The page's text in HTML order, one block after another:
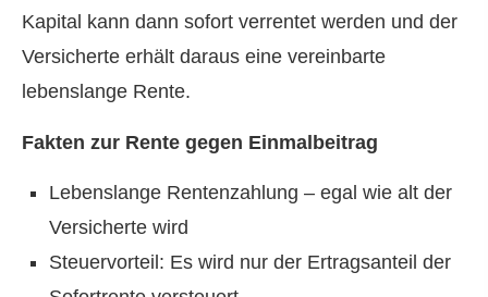
Kapital kann dann sofort verrentet werden und der
Versicherte erhält daraus eine vereinbarte
lebenslange Rente.
Fakten zur Rente gegen Einmalbeitrag
Lebenslange Rentenzahlung – egal wie alt der
Versicherte wird
Steuervorteil: Es wird nur der Ertragsanteil der